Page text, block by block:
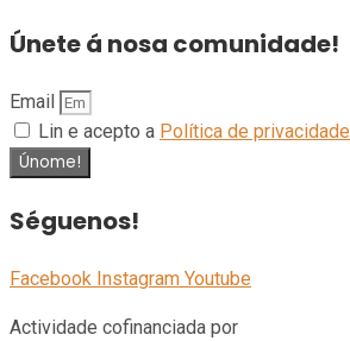
Únete á nosa comunidade!
Email
Lin e acepto a Política de privacidade
Únome!
Séguenos!
Facebook Instagram Youtube
Actividade cofinanciada por